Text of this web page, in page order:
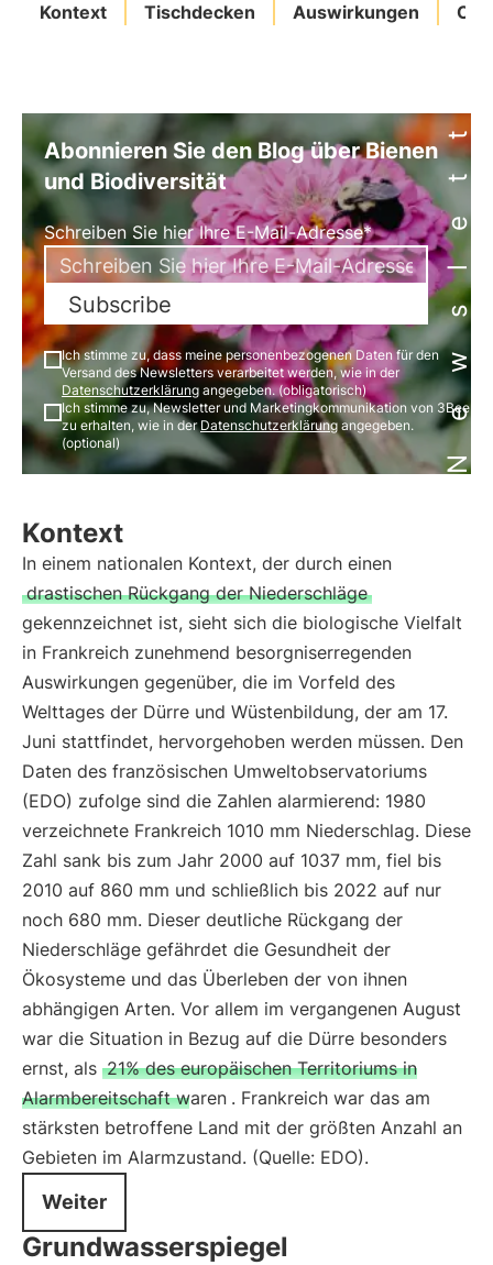
Kontext Tischdecken Auswirkungen Newsletter
Abonnieren Sie den Blog über Bienen
und Biodiversität
Schreiben Sie hier Ihre E-Mail-Adresse*
Subscribe
Ich stimme zu, dass meine personenbezogenen Daten für den
Versand des Newsletters verarbeitet werden, wie in der
Datenschutzerklärung angegeben. (obligatorisch)
Ich stimme zu, Newsletter und Marketingkommunikation von 3Bee
zu erhalten, wie in derDatenschutzerklärungangegeben.
(optional)
Kontext
In einem nationalen Kontext, der durch einen
drastischen Rückgang der Niederschläge
gekennzeichnet ist, sieht sich die biologische Vielfalt
in Frankreich zunehmend besorgniserregenden
Auswirkungen gegenüber, die im Vorfeld des
Welttages der Dürre und Wüstenbildung, der am 17.
Juni stattfindet, hervorgehoben werden müssen. Den
Daten des französischen Umweltobservatoriums
(EDO) zufolge sind die Zahlen alarmierend: 1980
verzeichnete Frankreich 1010 mm Niederschlag. Diese
Zahl sank bis zum Jahr 2000 auf 1037 mm, fiel bis
2010 auf 860 mm und schließlich bis 2022 auf nur
noch 680 mm. Dieser deutliche Rückgang der
Niederschläge gefährdet die Gesundheit der
Ökosysteme und das Überleben der von ihnen
abhängigen Arten. Vor allem im vergangenen August
war die Situation in Bezug auf die Dürre besonders
ernst, als 21% des europäischen Territoriums in
Alarmbereitschaft waren . Frankreich war das am
stärksten betroffene Land mit der größten Anzahl an
Gebieten im Alarmzustand. (Quelle: EDO).
Weiter
Grundwasserspiegel